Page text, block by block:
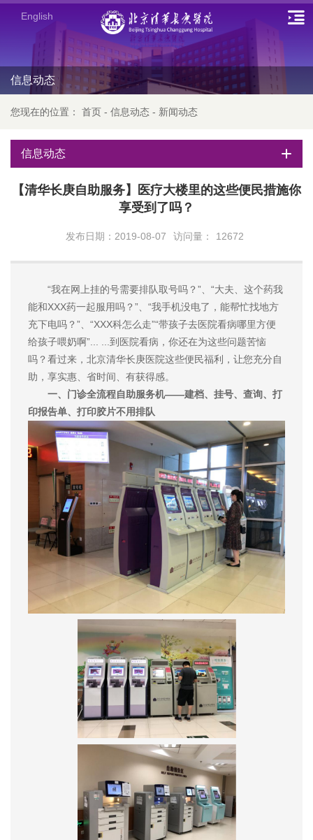
English
信息动态
您现在的位置： 首页 - 信息动态 - 新闻动态
信息动态
【清华长庚自助服务】医疗大楼里的这些便民措施你
享受到了吗？
发布日期：2019-08-07 访问量： 12672
“我在网上挂的号需要排队取号吗？”、“大夫、这个药我
能和XXX药一起服用吗？”、“我手机没电了，能帮忙找地方
充下电吗？”、“XXX科怎么走”“带孩子去医院看病哪里方便
给孩子喂奶啊”... ...到医院看病，你还在为这些问题苦恼
吗？看过来，北京清华长庚医院这些便民福利，让您充分自
助，享实惠、省时间、有获得感。
一、门诊全流程自助服务机——建档、挂号、查询、打
印报告单、打印胶片不用排队